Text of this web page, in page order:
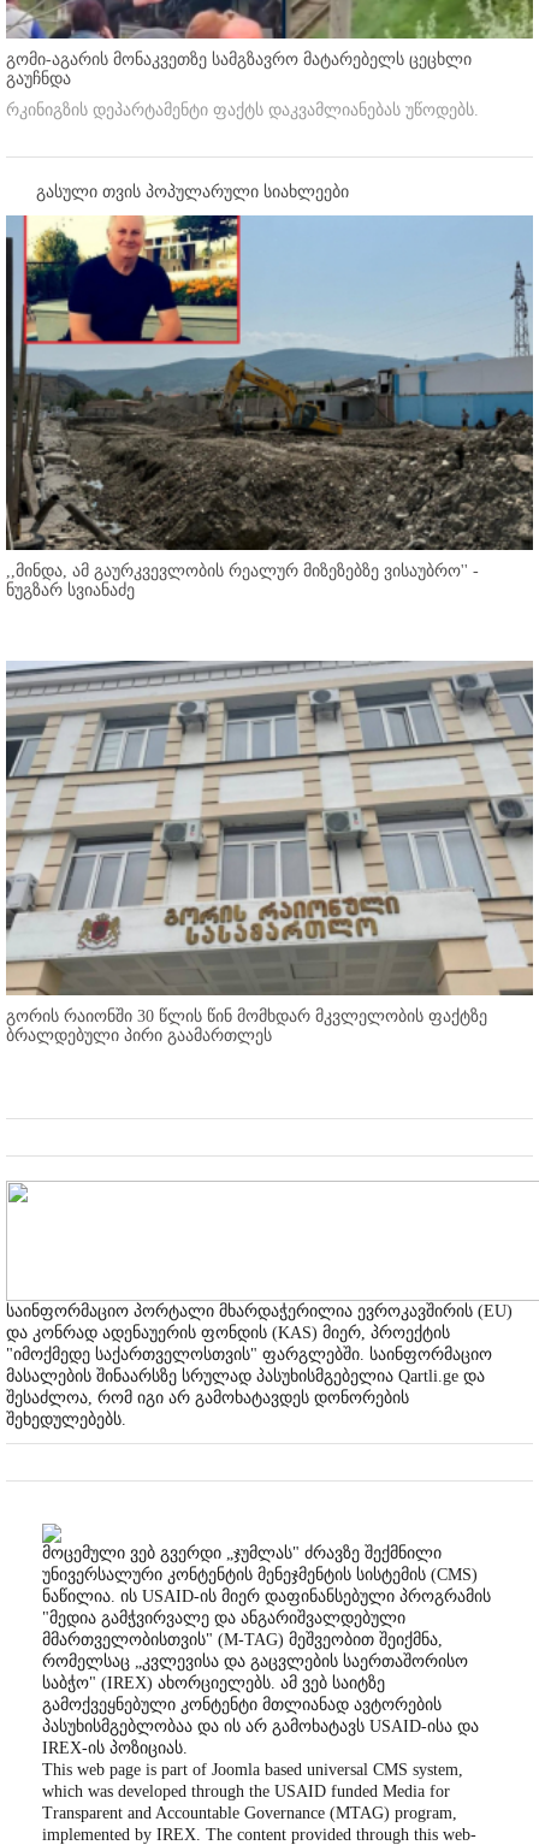
გომი-აგარის მონაკვეთზე სამგზავრო მატარებელს ცეცხლი
გაუჩნდა
რკინიგზის დეპარტამენტი ფაქტს დაკვამლიანებას უწოდებს.
გასული თვის პოპულარული სიახლეები
,,მინდა, ამ გაურკვევლობის რეალურ მიზეზებზე ვისაუბრო'' -
ნუგზარ სვიანაძე
გორის რაიონში 30 წლის წინ მომხდარ მკვლელობის ფაქტზე
ბრალდებული პირი გაამართლეს
საინფორმაციო პორტალი მხარდაჭერილია ევროკავშირის (EU)
და კონრად ადენაუერის ფონდის (KAS) მიერ, პროექტის
"იმოქმედე საქართველოსთვის" ფარგლებში. საინფორმაციო
მასალების შინაარსზე სრულად პასუხისმგებელია Qartli.ge და
შესაძლოა, რომ იგი არ გამოხატავდეს დონორების
შეხედულებებს.
მოცემული ვებ გვერდი „ჯუმლას" ძრავზე შექმნილი
უნივერსალური კონტენტის მენეჯმენტის სისტემის (CMS)
ნაწილია. ის USAID-ის მიერ დაფინანსებული პროგრამის
"მედია გამჭვირვალე და ანგარიშვალდებული
მმართველობისთვის" (M-TAG) მეშვეობით შეიქმნა,
რომელსაც „კვლევისა და გაცვლების საერთაშორისო
საბჭო" (IREX) ახორციელებს. ამ ვებ საიტზე
გამოქვეყნებული კონტენტი მთლიანად ავტორების
პასუხისმგებლობაა და ის არ გამოხატავს USAID-ისა და
IREX-ის პოზიციას.
This web page is part of Joomla based universal CMS system,
which was developed through the USAID funded Media for
Transparent and Accountable Governance (MTAG) program,
implemented by IREX. The content provided through this web-